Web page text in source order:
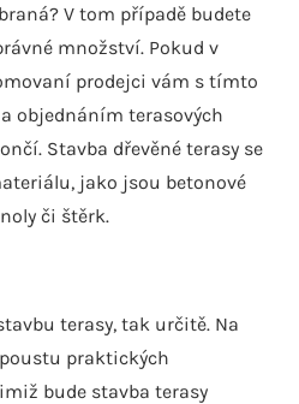
V tom případě budete
množství. Pokud v
prodejci vám s tímto
objednáním terasových
Stavba dřevěné terasy se
jako jsou betonové
či štěrk.
terasy, tak určitě. Na
praktických
bude stavba terasy